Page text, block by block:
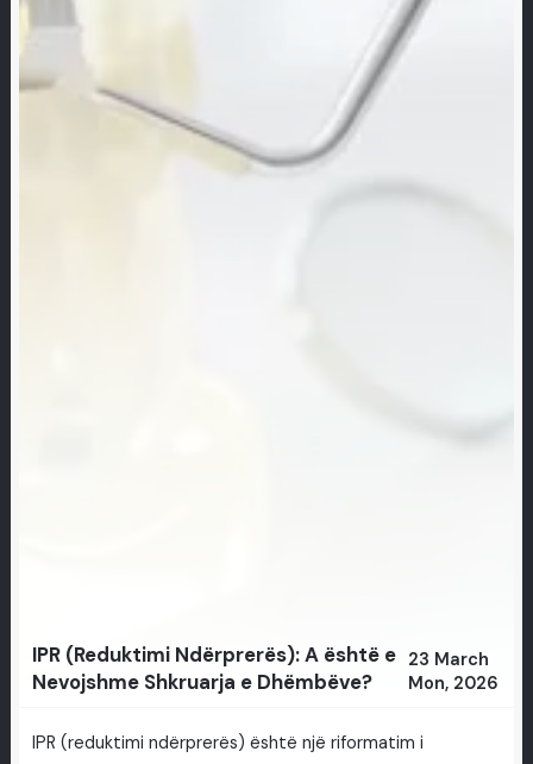
IPR (Reduktimi Ndërprerës): A është e
Nevojshme Shkruarja e Dhëmbëve?
23 March
Mon, 2026
IPR (reduktimi ndërprerës) është një riformatim i